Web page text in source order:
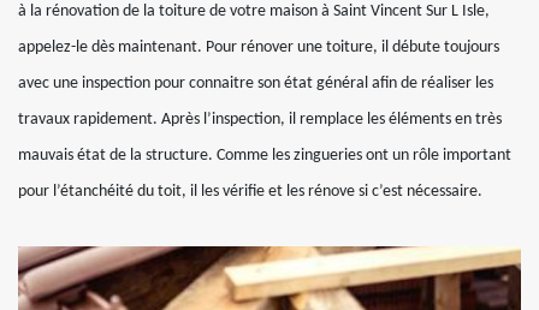
à la rénovation de la toiture de votre maison à Saint Vincent Sur L Isle,
appelez-le dès maintenant. Pour rénover une toiture, il débute toujours
avec une inspection pour connaitre son état général afin de réaliser les
travaux rapidement. Après l’inspection, il remplace les éléments en très
mauvais état de la structure. Comme les zingueries ont un rôle important
pour l’étanchéité du toit, il les vérifie et les rénove si c’est nécessaire.